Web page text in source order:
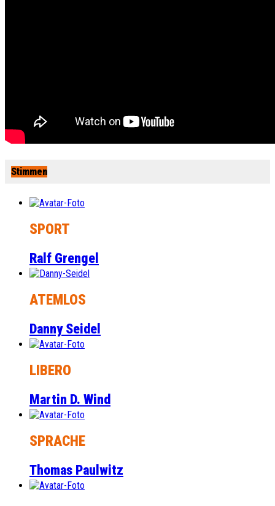
Stimmen
SPORT
Ralf Grengel
ATEMLOS
Danny Seidel
LIBERO
Martin D. Wind
SPRACHE
Thomas Paulwitz